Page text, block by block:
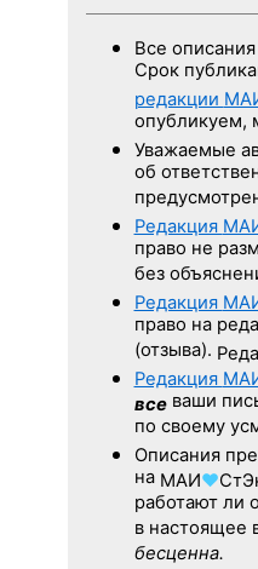
Все
Срок
редакции
Уважаемые
об
Редакция
право не
без
Редакция
право на
(отзыва).
Редакция
всеваши
по своему
Описания
на МАИ♥
работают ли
в настоящее
бесценна.